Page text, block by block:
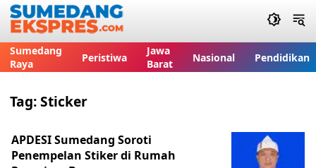
Sumedang
Raya
Peristiwa
Jawa
Barat
Nasional Pendidikan
Tag:Sticker
APDESI Sumedang Soroti
Penempelan Stiker di Rumah